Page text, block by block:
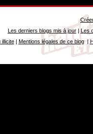
Les derniers blogs mis à jour| Les
illicite| Mentions légales de ce blog|